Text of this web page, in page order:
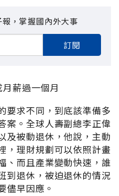
，掌握國內外大事
訂閱
薪過一個月
要求不同，到底該準備多
案。全球人壽副總李正偉
及被動退休，他說，主動
，理財規劃可以依照計畫
、而且產業變動快速，誰
到退休，被迫退休的情況
儘早因應。